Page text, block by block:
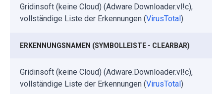
Gridinsoft (keine Cloud) (Adware.Downloader.vl!c),
vollständige Liste der Erkennungen (VirusTotal )
ERKENNUNGSNAMEN (SYMBOLLEISTE - CLEARBAR)
Gridinsoft (keine Cloud) (Adware.Downloader.vl!c),
vollständige Liste der Erkennungen (VirusTotal )